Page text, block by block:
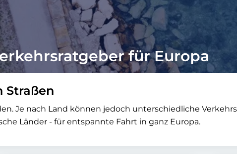
für Europa
Straßen
Je nach Land können jedoch unterschiedliche
Länder - für entspannte Fahrt in ganz Europa.